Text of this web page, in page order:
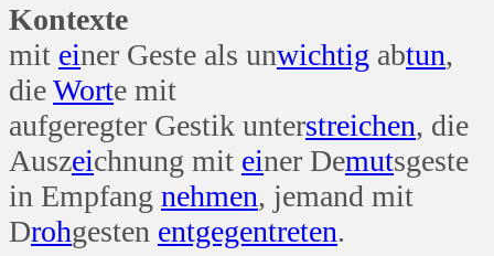
Kontexte
mit einer Geste als unwichtig abtun,
dieWorte mit
aufgeregter Gestik unterstreichen, die
Auszeichnung mit einer Demutsgeste
in Empfang nehmen, jemand mit
Drohgesten entgegentreten.